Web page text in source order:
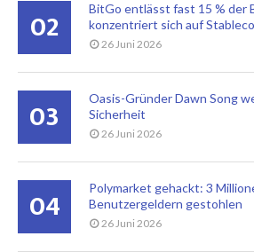
02
BitGo entlässt fast 15 % der
konzentriert sich auf
26 Juni 2026
03
Oasis-Gründer Dawn Song
Sicherheit
26 Juni 2026
04
Polymarket gehackt: 3
Benutzergeldern gestohlen
26 Juni 2026